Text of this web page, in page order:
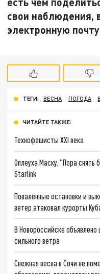
свои наблюдения,
электронную почту
ТЕГИ: ВЕСНА ПОГОДА
ЧИТАЙТЕ ТАКЖЕ:
Технофашисты XXI века
Оплеуха Маску. "Пора снять
Starlink
Поваленные остановки и
ветер атаковал курорты
В Новороссийске
сильного ветра
Снежная весна в Сочи не